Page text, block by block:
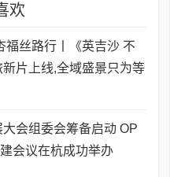
欢
福丝路行丨《英吉沙 不
新片上线,全域盛景只为等
会组委会筹备启动 OP
会议在杭成功举办